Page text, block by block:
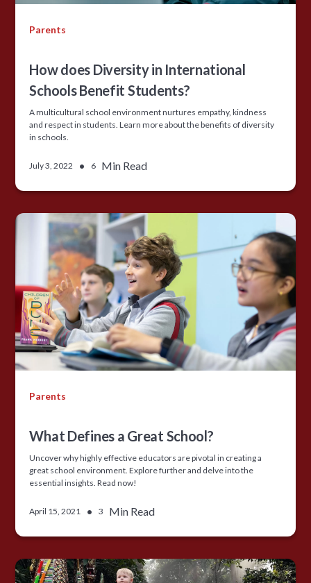
Parents
How does Diversity in International
Schools Benefit Students?
A multicultural school environment nurtures empathy, kindness
and respect in students. Learn more about the benefits of diversity
in schools.
July 3, 2022 • 6 Min Read
Parents
What Defines a Great School?
Uncover why highly effective educators are pivotal in creating a
great school environment. Explore further and delve into the
essential insights. Read now!
April 15, 2021 • 3 Min Read